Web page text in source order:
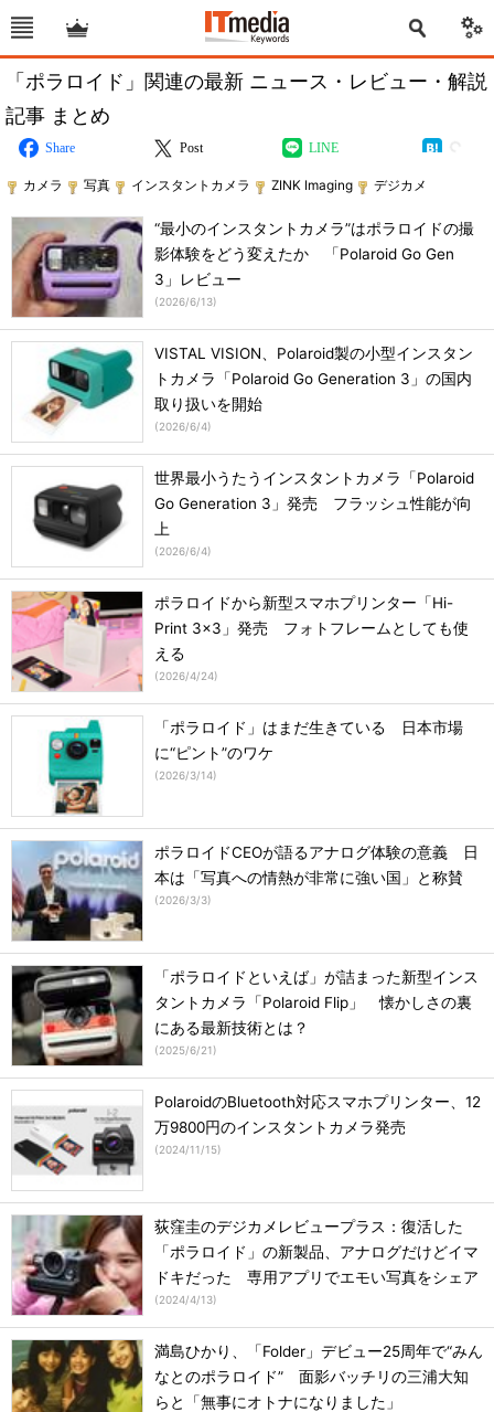
「ポラロイド」関連の最新 ニュース・レビュー・解説
記事 まとめ
Share Post LINE
カメラ 写真 インスタントカメラ ZINK Imaging デジカメ
“最小のインスタントカメラ”はポラロイドの撮
影体験をどう変えたか 「Polaroid Go Gen
3」レビュー
(2026/6/13)
VISTAL VISION、Polaroid製の小型インスタン
トカメラ「Polaroid Go Generation 3」の国内
取り扱いを開始
(2026/6/4)
世界最小うたうインスタントカメラ「Polaroid
Go Generation 3」発売 フラッシュ性能が向
上
(2026/6/4)
ポラロイドから新型スマホプリンター「Hi-
Print 3×3」発売 フォトフレームとしても使
える
(2026/4/24)
「ポラロイド」はまだ生きている 日本市場
に“ピント”のワケ
(2026/3/14)
ポラロイドCEOが語るアナログ体験の意義 日
本は「写真への情熱が非常に強い国」と称賛
(2026/3/3)
「ポラロイドといえば」が詰まった新型インス
タントカメラ「Polaroid Flip」 懐かしさの裏
にある最新技術とは？
(2025/6/21)
PolaroidのBluetooth対応スマホプリンター、12
万9800円のインスタントカメラ発売
(2024/11/15)
荻窪圭のデジカメレビュープラス：復活した
「ポラロイド」の新製品、アナログだけどイマ
ドキだった 専用アプリでエモい写真をシェア
(2024/4/13)
満島ひかり、「Folder」デビュー25周年で“みん
なとのポラロイド” 面影バッチリの三浦大知
らと「無事にオトナになりました」